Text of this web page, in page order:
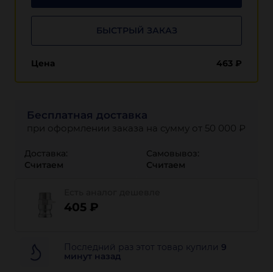
БЫСТРЫЙ ЗАКАЗ
Цена 463 ₽
Бесплатная доставка
при оформлении заказа на сумму от 50 000 ₽
Доставка:
Считаем
Самовывоз:
Считаем
405 ₽
Последний раз этот товар купили 9
минут назад